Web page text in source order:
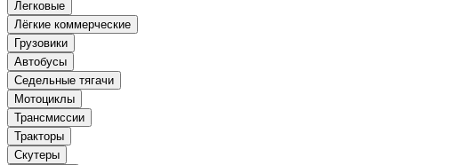
Легковые
Лёгкие коммерческие
Грузовики
Автобусы
Седельные тягачи
Мотоциклы
Трансмиссии
Тракторы
Скутеры